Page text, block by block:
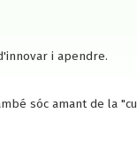
i apendre.
sóc amant de la